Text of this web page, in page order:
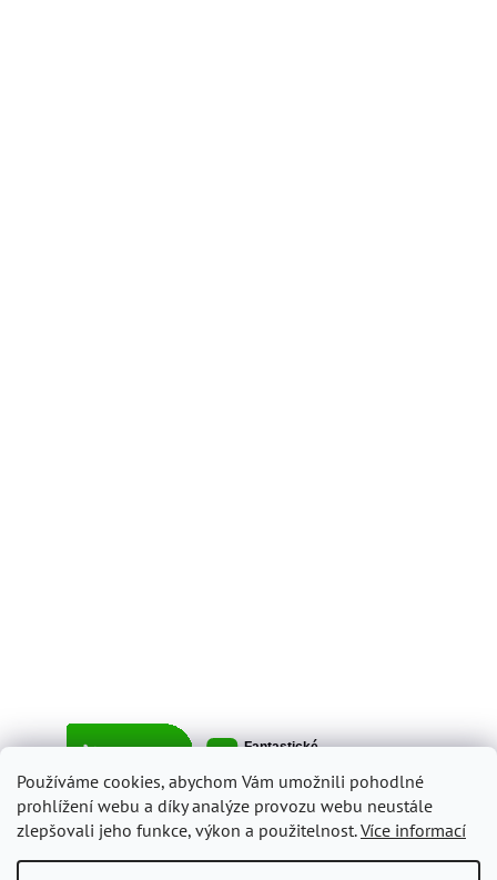
Používáme cookies, abychom Vám umožnili pohodlné
prohlížení webu a díky analýze provozu webu neustále
zlepšovali jeho funkce, výkon a použitelnost.Více informací